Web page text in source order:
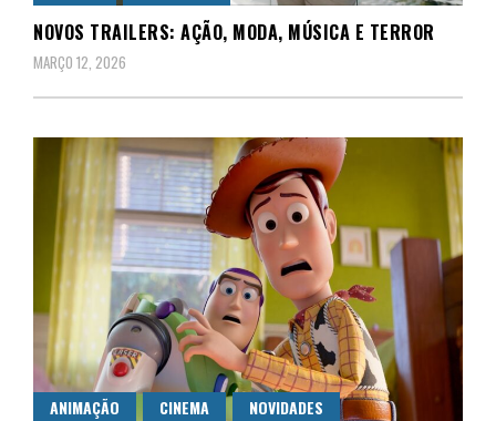
NOVOS TRAILERS: AÇÃO, MODA, MÚSICA E TERROR
MARÇO 12, 2026
ANIMAÇÃO CINEMA NOVIDADES